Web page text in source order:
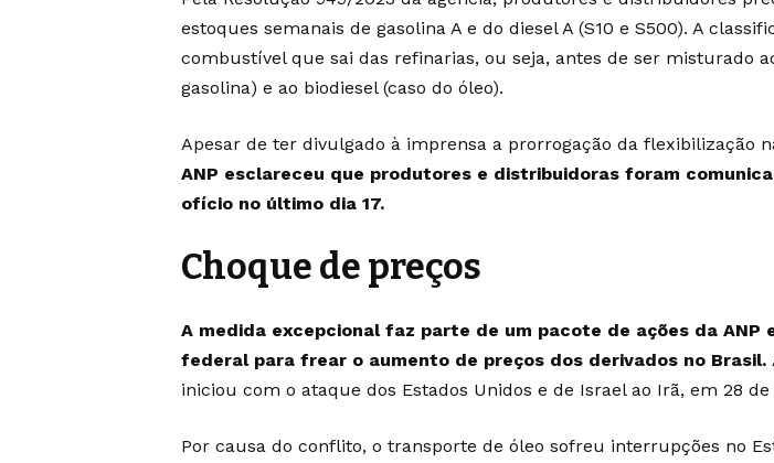
estoques semanais de gasolina A e do diesel A (S10 e S500). A
combustível que sai das refinarias, ou seja, antes de ser misturado
gasolina) e ao biodiesel (caso do óleo).
Apesar de ter divulgado à imprensa a prorrogação da flexibilização
ANP esclareceu que produtores e distribuidoras foram
ofício no último dia 17.
Choque de preços
A medida excepcional faz parte de um pacote de ações da ANP
federal para frear o aumento de preços dos derivados no Brasil.
iniciou com o ataque dos Estados Unidos e de Israel ao Irã, em 28
Por causa do conflito, o transporte de óleo sofreu interrupções no